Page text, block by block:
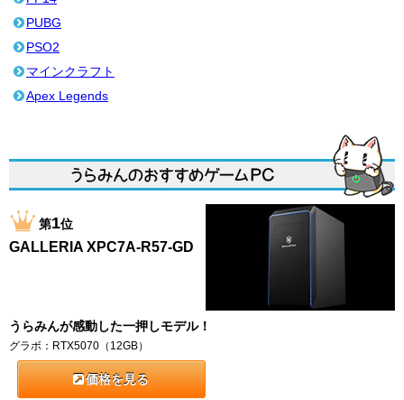
PUBG
PSO2
マインクラフト
Apex Legends
第1位
GALLERIA XPC7A-R57-GD
うらみんが感動した一押しモデル！
グラボ：RTX5070（12GB）
価格を見る